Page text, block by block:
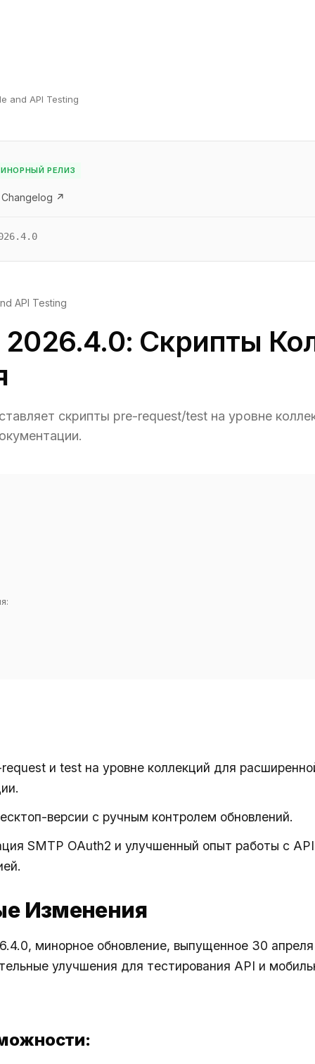
and API Testing
РЕЛИЗ
↗
API Testing
Скрипты
скрипты pre-request/test на уровне
и test на уровне коллекций для
версии с ручным контролем обновлений.
SMTP OAuth2 и улучшенный опыт работы с
Изменения
минорное обновление, выпущенное 30
улучшения для тестирования API и